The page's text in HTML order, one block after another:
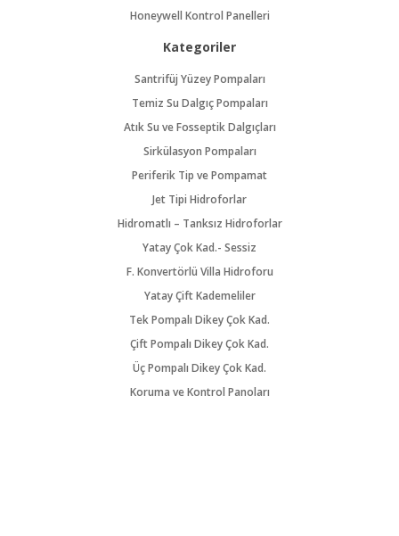
Honeywell Kontrol Panelleri
Kategoriler
Santrifüj Yüzey Pompaları
Temiz Su Dalgıç Pompaları
Atık Su ve Fosseptik Dalgıçları
Sirkülasyon Pompaları
Periferik Tip ve Pompamat
Jet Tipi Hidroforlar
Hidromatlı – Tanksız Hidroforlar
Yatay Çok Kad.- Sessiz
F. Konvertörlü Villa Hidroforu
Yatay Çift Kademeliler
Tek Pompalı Dikey Çok Kad.
Çift Pompalı Dikey Çok Kad.
Üç Pompalı Dikey Çok Kad.
Koruma ve Kontrol Panoları